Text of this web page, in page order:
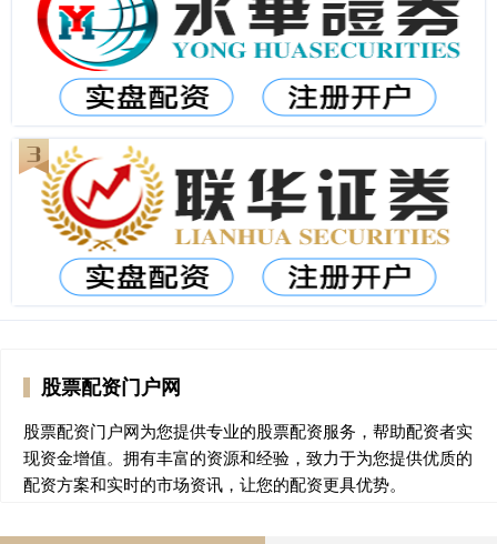
股票配资门户网
股票配资门户网为您提供专业的股票配资服务，帮助配资者实
现资金增值。拥有丰富的资源和经验，致力于为您提供优质的
配资方案和实时的市场资讯，让您的配资更具优势。